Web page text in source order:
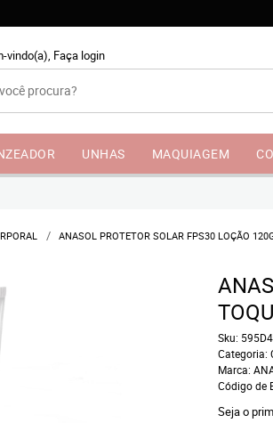
vindo(a), Faça login
UNHAS MAQUIAGEM
ANASOL PROTETOR SOLAR FPS30 LOÇÃO
Sku:
Categoria:
Marca:
Código de
Seja o